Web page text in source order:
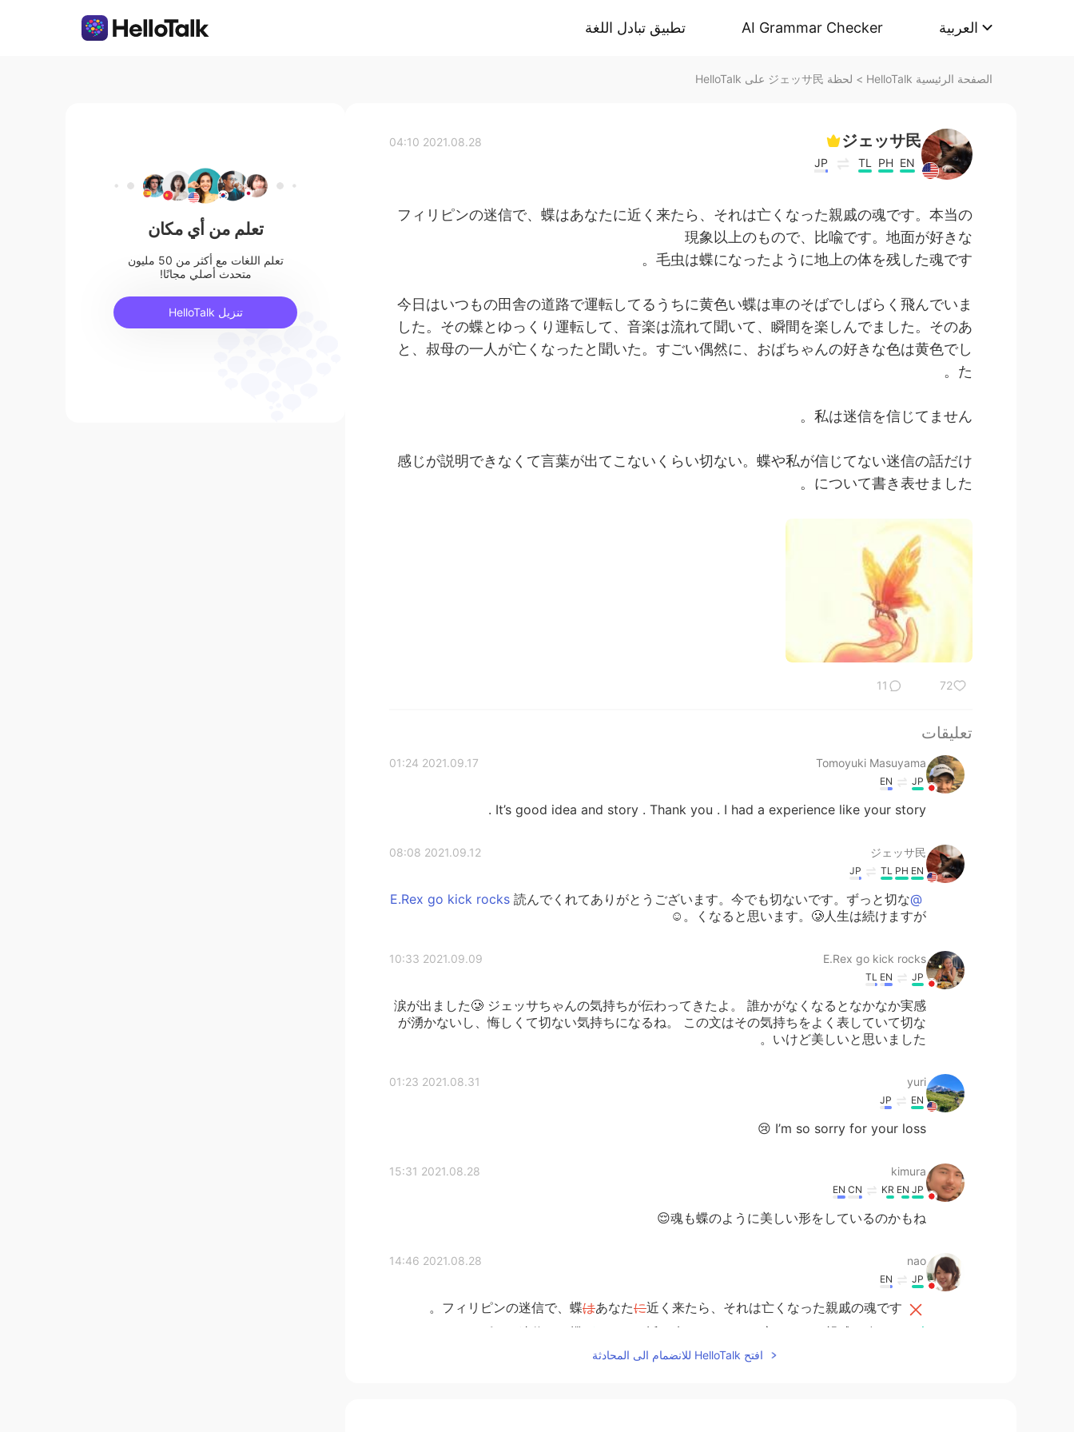
تطبيق تبادل اللغة AI Grammar Checker العربية
الصفحة الرئيسية HelloTalk > لحظة ジェッサ民 على HelloTalk
ジェッサ民
EN
PH
TL
JP
2021.08.28 04:10
フィリピンの迷信で、蝶はあなたに近く来たら、それは亡くなった親戚の魂です。本当の
現象以上のもので、比喩です。地面が好きな
毛虫は蝶になったように地上の体を残した魂です。
今日はいつもの田舎の道路で運転してるうちに黄色い蝶は車のそばでしばらく飛んでいま
した。その蝶とゆっくり運転して、音楽は流れて聞いて、瞬間を楽しんでました。そのあ
と、叔母の一人が亡くなったと聞いた。すごい偶然に、おばちゃんの好きな色は黄色でし
た。
私は迷信を信じてません。
感じが説明できなくて言葉が出てこないくらい切ない。蝶や私が信じてない迷信の話だけ
について書き表せました。
72
11
تعليقات
Tomoyuki Masuyama
2021.09.17 01:24
JP
EN
It’s good idea and story . Thank you . I had a experience like your story .
ジェッサ民
2021.09.12 08:08
EN
PH
TL
JP
@E.Rex go kick rocks
読んでくれてありがとうございます。今でも切ないです。ずっと切な
くなると思います。🥲人生は続けますが。☺️
E.Rex go kick rocks
2021.09.09 10:33
JP
EN
TL
涙が出ました🥲 ジェッサちゃんの気持ちが伝わってきたよ。 誰かがなくなるとなかなか実感
が湧かないし、悔しくて切ない気持ちになるね。 この文はその気持ちをよく表していて切な
いけど美しいと思いました。
yuri
2021.08.31 01:23
EN
JP
I’m so sorry for your loss 😢
kimura
2021.08.28 15:31
JP
EN
KR
CN
EN
魂も蝶のように美しい形をしているのかもね😌
nao
2021.08.28 14:46
JP
EN
フィリピンの迷信で、蝶はあなたに近く来たら、それは亡くなった親戚の魂です。
フィリピンの迷信で、蝶
近く来たら、それは亡くなった親戚の魂です。
本当の現象
افتح HelloTalk للانضمام الى المحادثة
تعلم من أي مكان
تعلم اللغات مع أكثر من 50 مليون
متحدث أصلي مجانًا!
تنزيل HelloTalk